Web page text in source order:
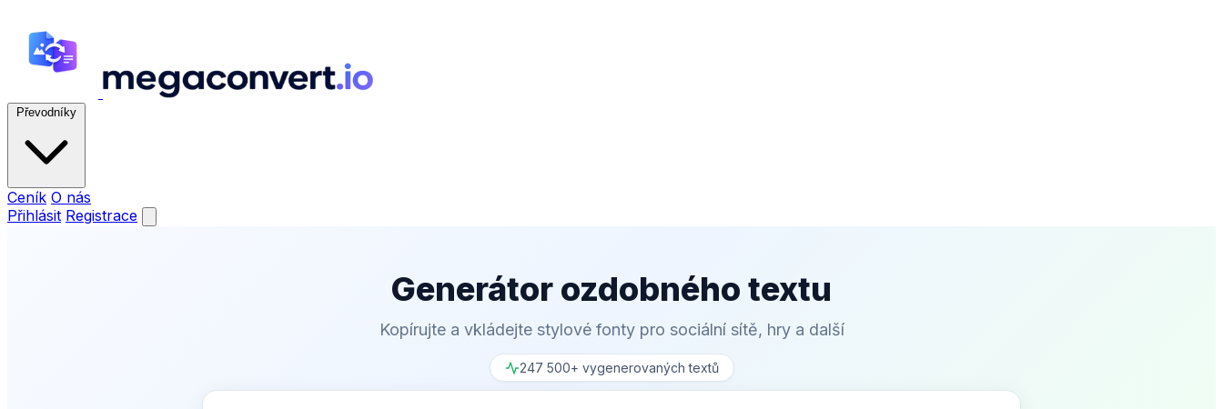
Převodníky
Ceník O nás
Přihlásit Registrace
Generátor ozdobného textu
Kopírujte a vkládejte stylové fonty pro sociální sítě, hry a další
247 500+ vygenerovaných textů